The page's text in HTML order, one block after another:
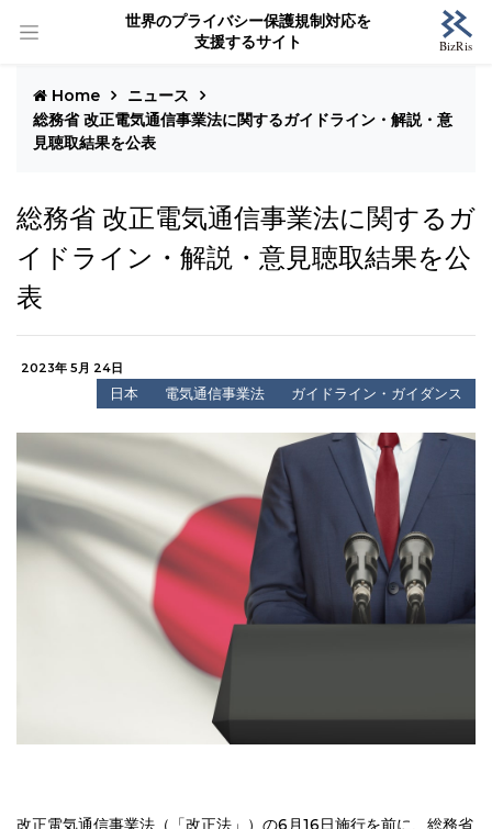
世界のプライバシー保護規制対応を
支援するサイト
Home
ニュース
総務省 改正電気通信事業法に関するガイドライン・解説・意
見聴取結果を公表
総務省 改正電気通信事業法に関するガ
イドライン・解説・意見聴取結果を公
表
2023年 5月 24日
日本 電気通信事業法 ガイドライン・ガイダンス
改正電気通信事業法（「改正法」）の6月16日施行を前に、総務省